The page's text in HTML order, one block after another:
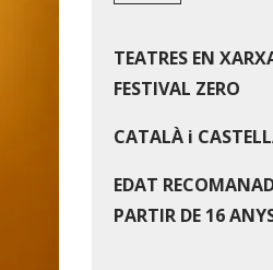
TEATRES EN
FESTIVAL ZERO
CATALÀ i
EDAT
PARTIR DE 16